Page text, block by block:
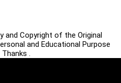
and Copyright of the Original
and Educational Purpose
Thanks .